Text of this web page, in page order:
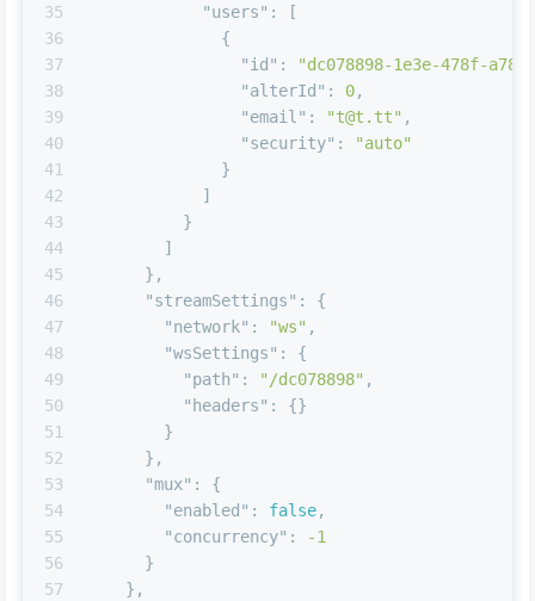
35
36
37
38
39
40
41
42
43
44
45
46
47
48
49
50
51
52
53
54
55
56
57
"users" :
[
{
"id" :
"dc078898-1e3e-478f-
"alterId" : 0,
"email" : "t@t.tt" ,
"security" :
"auto"
}
]
}
]
} ,
"streamSettings" :
{
"network" : "ws" ,
"wsSettings" :
{
"path" : "/dc078898" ,
"headers" : {}
}
} ,
"mux" :
{
"enabled" : false,
"concurrency" :
-1
}
} ,